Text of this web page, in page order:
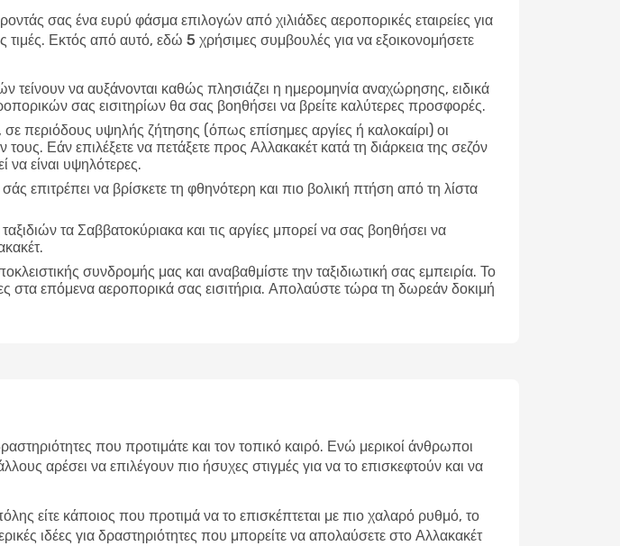
σας ένα ευρύ φάσμα επιλογών από χιλιάδες αεροπορικές εταιρείες για
τιμές. Εκτός από αυτό, εδώ 5 χρήσιμες συμβουλές για να εξοικονομήσετε
τείνουν να αυξάνονται καθώς πλησιάζει η ημερομηνία αναχώρησης, ειδικά
σας εισιτηρίων θα σας βοηθήσει να βρείτε καλύτερες προσφορές.
περιόδους υψηλής ζήτησης (όπως επίσημες αργίες ή καλοκαίρι) οι
Εάν επιλέξετε να πετάξετε προς Αλλακακέτ κατά τη διάρκεια της σεζόν
να είναι υψηλότερες.
σάς επιτρέπει να βρίσκετε τη φθηνότερη και πιο βολική πτήση από τη λίστα
τα Σαββατοκύριακα και τις αργίες μπορεί να σας βοηθήσει να
συνδρομής μας και αναβαθμίστε την ταξιδιωτική σας εμπειρία. Το
στα επόμενα αεροπορικά σας εισιτήρια. Απολαύστε τώρα τη δωρεάν δοκιμή
που προτιμάτε και τον τοπικό καιρό. Ενώ μερικοί άνθρωποι
αρέσει να επιλέγουν πιο ήσυχες στιγμές για να το επισκεφτούν και να
είτε κάποιος που προτιμά να το επισκέπτεται με πιο χαλαρό ρυθμό, το
ιδέες για δραστηριότητες που μπορείτε να απολαύσετε στο Αλλακακέτ